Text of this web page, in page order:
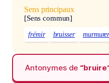
Sens principaux
[Sens commun]
frémir bruisser
Antonymes de